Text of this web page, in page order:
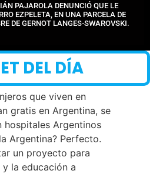
PAJAROLA DENUNCIÓ QUE LE
EZPELETA, EN UNA PARCELA DE
DE GERNOT LANGES-SWAROVSKI.
DEL DÍA
que viven en
gratis en Argentina, se
hospitales Argentinos
Argentina? Perfecto.
un proyecto para
la educación a